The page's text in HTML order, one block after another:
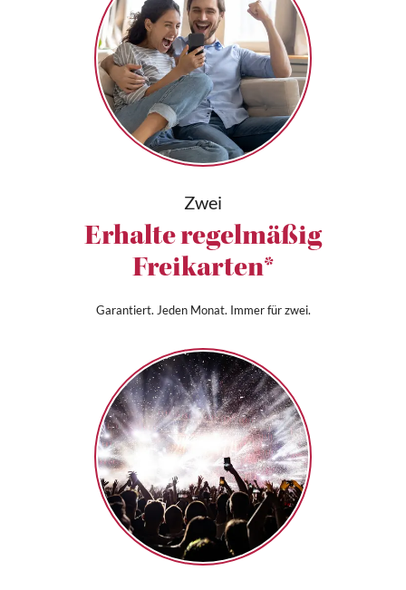
Zwei
Erhalte regelmäßig
Freikarten*
Garantiert. Jeden Monat. Immer für zwei.